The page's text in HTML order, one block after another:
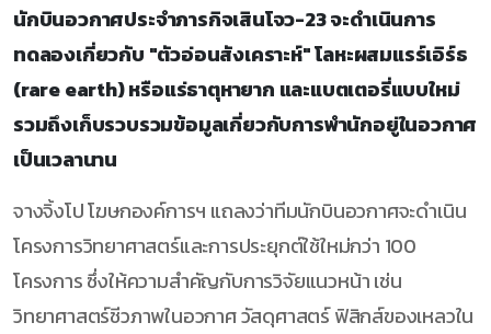
นักบินอวกาศประจำภารกิจเสินโจว-23 จะดำเนินการ
ทดลองเกี่ยวกับ "ตัวอ่อนสังเคราะห์" โลหะผสมแรร์เอิร์ธ
(rare earth) หรือแร่ธาตุหายาก และแบตเตอรี่แบบใหม่
รวมถึงเก็บรวบรวมข้อมูลเกี่ยวกับการพำนักอยู่ในอวกาศ
เป็นเวลานาน
จางจิ้งโป โฆษกองค์การฯ แถลงว่าทีมนักบินอวกาศจะดำเนิน
โครงการวิทยาศาสตร์และการประยุกต์ใช้ใหม่กว่า 100
โครงการ ซึ่งให้ความสำคัญกับการวิจัยแนวหน้า เช่น
วิทยาศาสตร์ชีวภาพในอวกาศ วัสดุศาสตร์ ฟิสิกส์ของเหลวใน